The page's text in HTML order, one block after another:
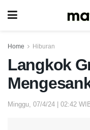
Home Hiburan
Langkok
Minggu, 07/4/24 | 02:42